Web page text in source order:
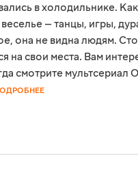
в холодильнике.
— танцы, игры,
она не видна людям.
на свои места. Вам
смотрите